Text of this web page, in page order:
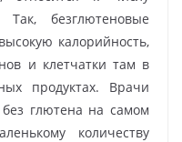
Так, безглютеновые
калорийность,
и клетчатки там в
продуктах. Врачи
глютена на самом
количеству